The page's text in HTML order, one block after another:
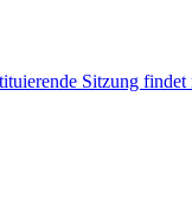
Sitzung